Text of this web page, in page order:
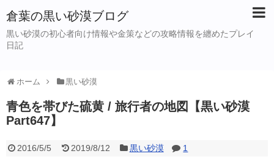
倉葉の黒い砂漠ブログ
黒い砂漠の初心者向け情報や金策などの攻略情報を纏めたプレイ
日記
ホーム 黒い砂漠
青色を帯びた硫黄 / 旅行者の地図【黒い砂漠
Part647】
2016/5/5 2019/8/12 黒い砂漠 1